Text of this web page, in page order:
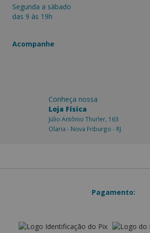
Segunda a sàbado
das 9 às 19h
Acompanhe
Conheça nossa
Loja Física
Júlio Antônio Thurler, 163
Olaria - Nova Friburgo - RJ
Pagamento: